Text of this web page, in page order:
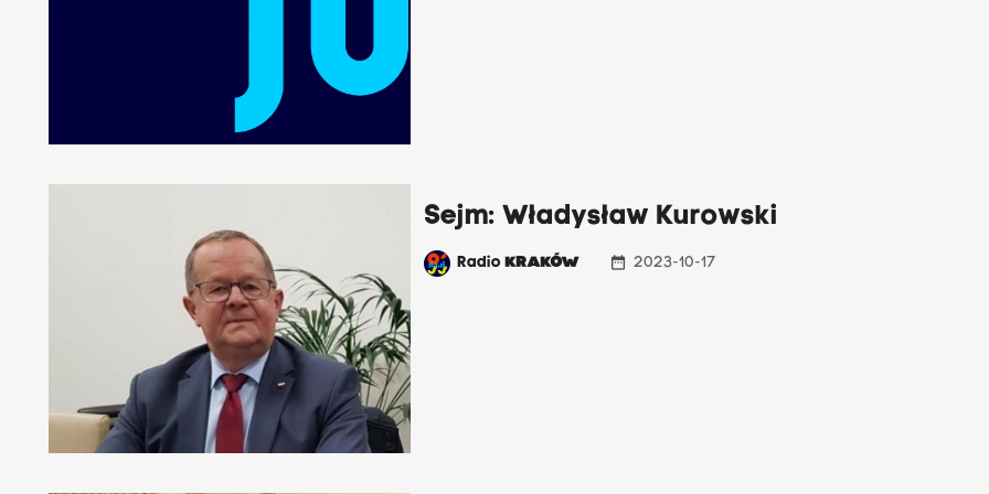
Sejm: Władysław Kurowski
RadioKRAKÓW date_range 2023-10-17